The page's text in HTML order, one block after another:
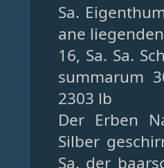
Sa.
ane
16, Sa. Sa.
summarum
2303 lb
Der Erben
Silber
Sa. der